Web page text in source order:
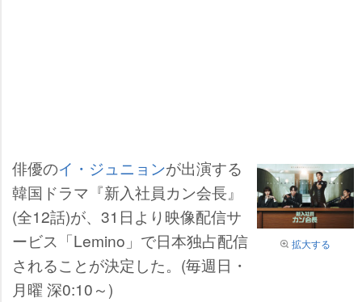
拡大する
俳優のイ・ジュニョンが出演する
韓国ドラマ『新入社員カン会長』
(全12話)が、31日より映像配信サ
ービス「Lemino」で日本独占配信
されることが決定した。(毎週日・
月曜 深0:10～)